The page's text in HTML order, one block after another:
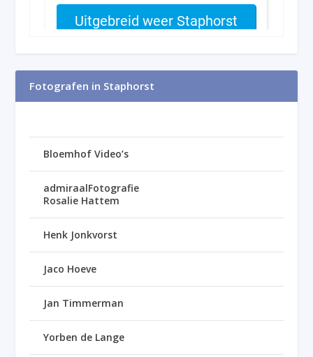
Fotografen in Staphorst
Bloemhof Video’s
admiraalFotografie
Rosalie Hattem
Henk Jonkvorst
Jaco Hoeve
Jan Timmerman
Yorben de Lange